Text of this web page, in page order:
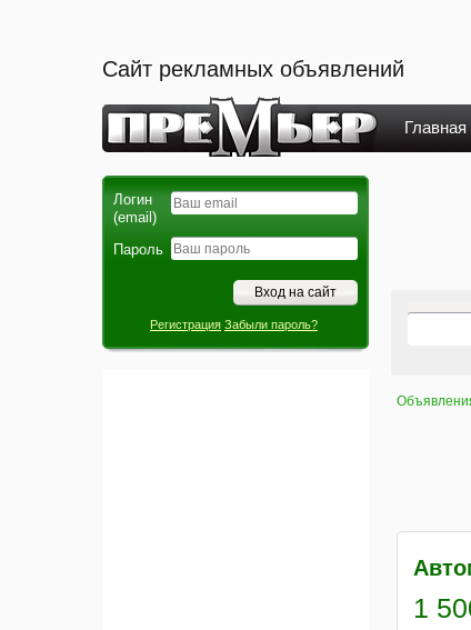
Сайт рекламных объявлений
Главная
Логин
(email)
Пароль
Регистрация Забыли пароль?
1